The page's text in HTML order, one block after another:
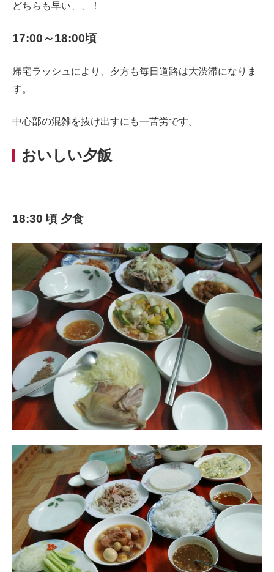
どちらも早い、、！
17:00～18:00頃
帰宅ラッシュにより、夕方も毎日道路は大渋滞になりま
す。
中心部の混雑を抜け出すにも一苦労です。
おいしい夕飯
18:30 頃 夕食